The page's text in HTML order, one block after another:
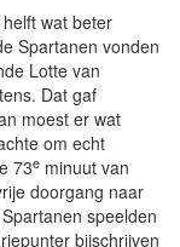
helft wat beter
Spartanen vonden
Lotte van
Dat gaf
moest er wat
om echt
73e minuut van
doorgang naar
speelden
bijschrijven